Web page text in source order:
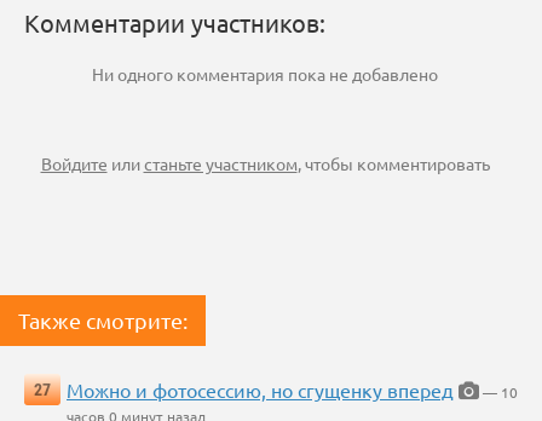
Комментарии участников:
Ни одного комментария пока не добавлено
Войдите илистаньте участником, чтобы комментировать
Также смотрите:
27 Можно и фотосессию, но сгущенку вперед
— 10
часов 0 минут назад